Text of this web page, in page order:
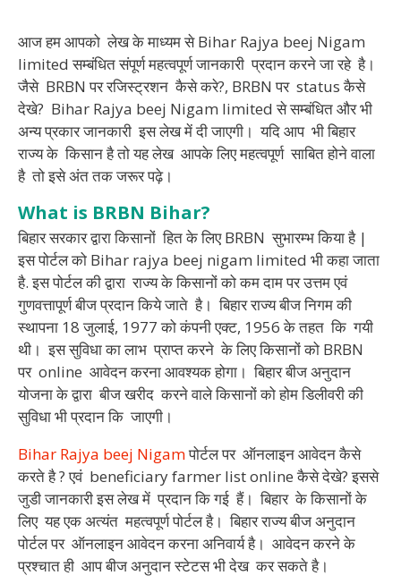
आज हम आपको लेख के माध्यम से Bihar Rajya beej Nigam
limited सम्बंधित संपूर्ण महत्वपूर्ण जानकारी प्रदान करने जा रहे है।
जैसे BRBN पर रजिस्ट्रशन कैसे करे?, BRBN पर status कैसे
देखे? Bihar Rajya beej Nigam limited से सम्बंधित और भी
अन्य प्रकार जानकारी इस लेख में दी जाएगी। यदि आप भी बिहार
राज्य के किसान है तो यह लेख आपके लिए महत्वपूर्ण साबित होने वाला
है तो इसे अंत तक जरूर पढ़े।
What is BRBN Bihar?
बिहार सरकार द्वारा किसानों हित के लिए BRBN सुभारम्भ किया है |
इस पोर्टल को Bihar rajya beej nigam limited भी कहा जाता
है. इस पोर्टल की द्वारा राज्य के किसानों को कम दाम पर उत्तम एवं
गुणवत्तापूर्ण बीज प्रदान किये जाते है। बिहार राज्य बीज निगम की
स्थापना 18 जुलाई, 1977 को कंपनी एक्ट, 1956 के तहत कि गयी
थी। इस सुविधा का लाभ प्राप्त करने के लिए किसानों को BRBN
पर online आवेदन करना आवश्यक होगा। बिहार बीज अनुदान
योजना के द्वारा बीज खरीद करने वाले किसानों को होम डिलीवरी की
सुविधा भी प्रदान कि जाएगी।
Bihar Rajya beej Nigamपोर्टल पर ऑनलाइन आवेदन कैसे
करते है ? एवं beneficiary farmer list online कैसे देखे? इससे
जुडी जानकारी इस लेख में प्रदान कि गई हैं। बिहार के किसानों के
लिए यह एक अत्यंत महत्वपूर्ण पोर्टल है। बिहार राज्य बीज अनुदान
पोर्टल पर ऑनलाइन आवेदन करना अनिवार्य है। आवेदन करने के
प्रश्चात ही आप बीज अनुदान स्टेटस भी देख कर सकते है।